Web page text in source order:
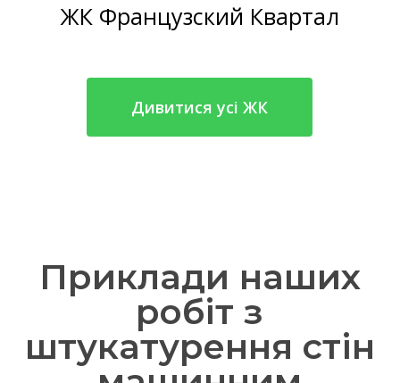
ЖК Французский Квартал
Дивитися усі ЖК
Приклади наших
робіт з
штукатурення стін